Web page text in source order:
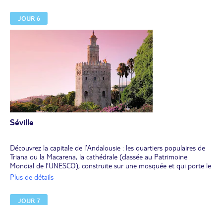
Installation pour 2 nuits à l’hôtel.
JOUR 6
Séville
Découvrez la capitale de l’Andalousie : les quartiers populaires de
Triana ou la Macarena, la cathédrale (classée au Patrimoine
Mondial de l'UNESCO), construite sur une mosquée et qui porte le
nom de Giralda, désignant la girouette qui orne le sommet de la
américaine de 1929, et l’Alcazar (classé au Patrimoine Mondial de
l'UNESCO), de style mudejar et Renaissance, composé de palais,
Plus de détails
JOUR 7